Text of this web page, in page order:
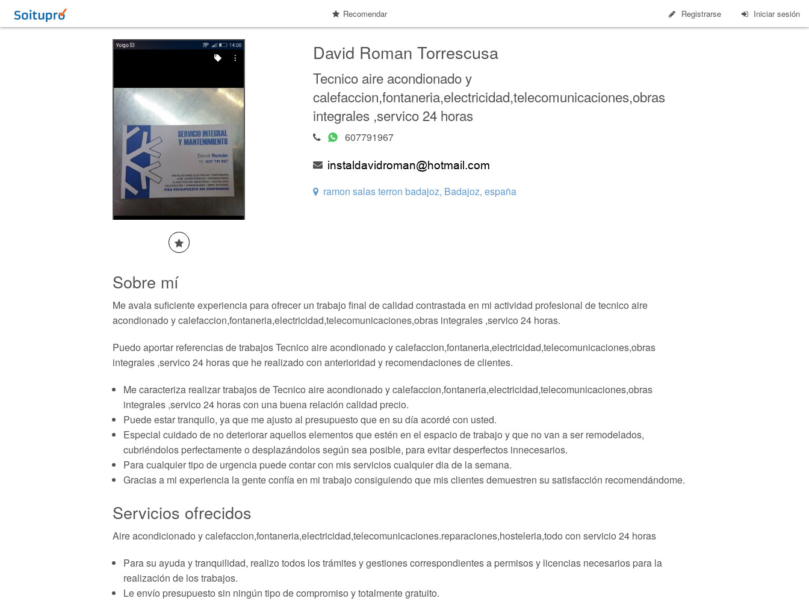
Recomendar Registrarse Iniciar sesión
David Roman Torrescusa
Tecnico aire acondionado y
calefaccion,fontaneria,electricidad,telecomunicaciones,obras
integrales ,servico 24 horas
607791967
ramon salas terron badajoz, Badajoz, españa
Sobre mí
Me avala suficiente experiencia para ofrecer un trabajo final de calidad contrastada en mi actividad profesional de tecnico aire
acondionado y calefaccion,fontaneria,electricidad,telecomunicaciones,obras integrales ,servico 24 horas.
Puedo aportar referencias de trabajos Tecnico aire acondionado y calefaccion,fontaneria,electricidad,telecomunicaciones,obras
integrales ,servico 24 horas que he realizado con anterioridad y recomendaciones de clientes.
Me caracteriza realizar trabajos de Tecnico aire acondionado y calefaccion,fontaneria,electricidad,telecomunicaciones,obras
integrales ,servico 24 horas con una buena relación calidad precio.
Puede estar tranquilo, ya que me ajusto al presupuesto que en su día acordé con usted.
Especial cuidado de no deteriorar aquellos elementos que estén en el espacio de trabajo y que no van a ser remodelados,
cubriéndolos perfectamente o desplazándolos según sea posible, para evitar desperfectos innecesarios.
Para cualquier tipo de urgencia puede contar con mis servicios cualquier dia de la semana.
Gracias a mi experiencia la gente confía en mi trabajo consiguiendo que mis clientes demuestren su satisfacción recomendándome.
Servicios ofrecidos
Aire acondicionado y calefaccion,fontaneria,electricidad,telecomunicaciones.reparaciones,hosteleria,todo con servicio 24 horas
Para su ayuda y tranquilidad, realizo todos los trámites y gestiones correspondientes a permisos y licencias necesarios para la
realización de los trabajos.
Le envío presupuesto sin ningún tipo de compromiso y totalmente gratuito.